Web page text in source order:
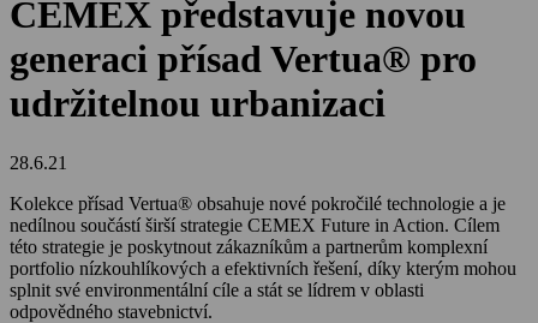
CEMEX představuje novou
generaci přísad Vertua® pro
udržitelnou urbanizaci
28.6.21
Kolekce přísad Vertua® obsahuje nové pokročilé technologie a je
nedílnou součástí širší strategie CEMEX Future in Action. Cílem
této strategie je poskytnout zákazníkům a partnerům komplexní
portfolio nízkouhlíkových a efektivních řešení, díky kterým mohou
splnit své environmentální cíle a stát se lídrem v oblasti
odpovědného stavebnictví.